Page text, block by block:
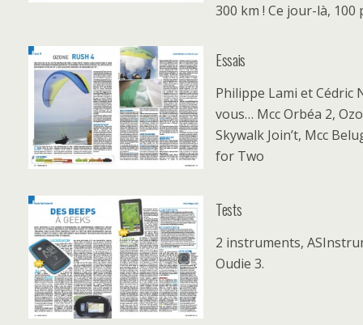
300 km ! Ce jour-là,
Essais
Philippe Lami et Cédric
vous… Mcc Orbéa 2,
Skywalk Join’t, Mcc
for Two
Tests
2 instruments,
Oudie 3.